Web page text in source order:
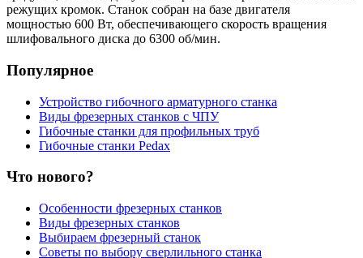
режущих кромок. Станок собран на базе двигателя
мощностью 600 Вт, обеспечивающего скорость вращения
шлифовального диска до 6300 об/мин.
Популярное
Устройство гибочного арматурного станка
Виды фрезерных станков с ЧПУ
Гибочные станки для профильных труб
Гибочные станки Pedax
Что нового?
Особенности фрезерных станков
Виды фрезерных станков
Выбираем фрезерный станок
Советы по выбору сверлильного станка